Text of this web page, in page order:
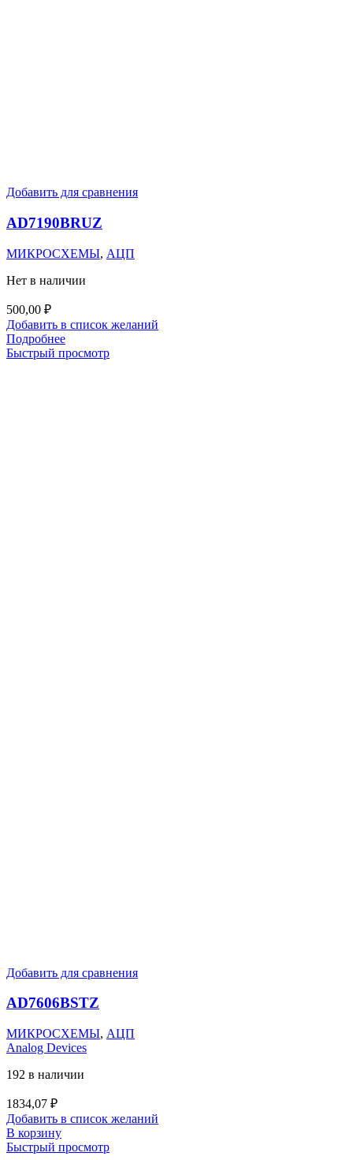
Добавить для сравнения
AD7190BRUZ
МИКРОСХЕМЫ, АЦП
Нет в наличии
500,00 ₽
Добавить в список желаний
Подробнее
Быстрый просмотр
Добавить для сравнения
AD7606BSTZ
МИКРОСХЕМЫ, АЦП
Analog Devices
192 в наличии
1834,07 ₽
Добавить в список желаний
В корзину
Быстрый просмотр